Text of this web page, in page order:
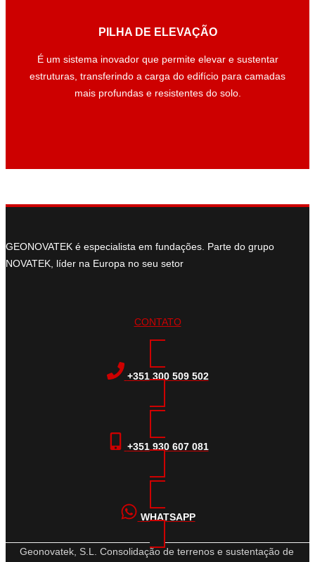
PILHA DE ELEVAÇÃO
É um sistema inovador que permite elevar e sustentar
estruturas, transferindo a carga do edifício para camadas
mais profundas e resistentes do solo.
PILHA DE ELEVAÇÃO
É um sistema inovador que permite elevar e sustentar
estruturas, transferindo a carga do edifício para camadas
mais profundas e resistentes do solo.
GEONOVATEK é especialista em fundações. Parte do grupo
NOVATEK, líder na Europa no seu setor
CONTATO
+351 300 509 502
+351 930 607 081
WHATSAPP
Geonovatek, S.L. Consolidação de terrenos e sustentação de